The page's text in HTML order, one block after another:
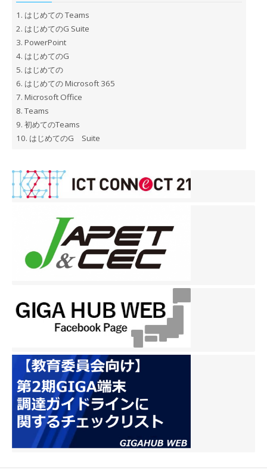
1. はじめての Teams
2. はじめてのG Suite
3. PowerPoint
4. はじめてのG
5. はじめての
6. はじめての Microsoft 365
7. Microsoft Office
8. Teams
9. 初めてのTeams
10. はじめてのG Suite